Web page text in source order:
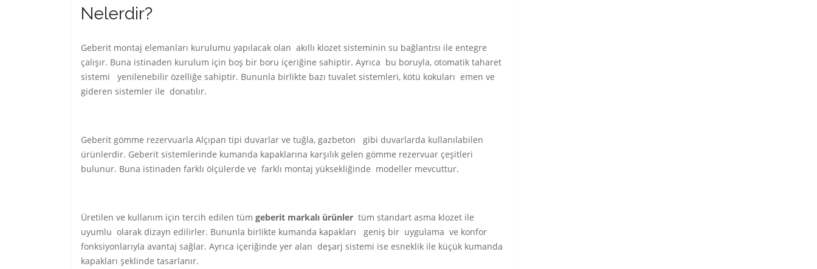
Nelerdir?
Geberit montaj elemanları kurulumu yapılacak olan akıllı klozet sisteminin su bağlantısı ile entegre
çalışır. Buna istinaden kurulum için boş bir boru içeriğine sahiptir. Ayrıca bu boruyla, otomatik taharet
sistemi yenilenebilir özelliğe sahiptir. Bununla birlikte bazı tuvalet sistemleri, kötü kokuları emen ve
gideren sistemler ile donatılır.
Geberit gömme rezervuarla Alçıpan tipi duvarlar ve tuğla, gazbeton gibi duvarlarda kullanılabilen
ürünlerdir. Geberit sistemlerinde kumanda kapaklarına karşılık gelen gömme rezervuar çeşitleri
bulunur. Buna istinaden farklı ölçülerde ve farklı montaj yüksekliğinde modeller mevcuttur.
Üretilen ve kullanım için tercih edilen tüm geberit markalı ürünler tüm standart asma klozet ile
uyumlu olarak dizayn edilirler. Bununla birlikte kumanda kapakları geniş bir uygulama ve konfor
fonksiyonlarıyla avantaj sağlar. Ayrıca içeriğinde yer alan deşarj sistemi ise esneklik ile küçük kumanda
kapakları şeklinde tasarlanır.